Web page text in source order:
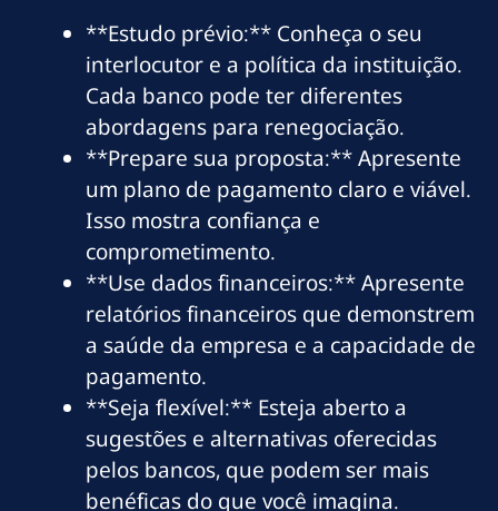
**Estudo prévio:** Conheça o seu
interlocutor e a política da instituição.
Cada banco pode ter diferentes
abordagens para renegociação.
**Prepare sua proposta:** Apresente
um plano de pagamento claro e viável.
Isso mostra confiança e
comprometimento.
**Use dados financeiros:** Apresente
relatórios financeiros que demonstrem
a saúde da empresa e a capacidade de
pagamento.
**Seja flexível:** Esteja aberto a
sugestões e alternativas oferecidas
pelos bancos, que podem ser mais
benéficas do que você imagina.